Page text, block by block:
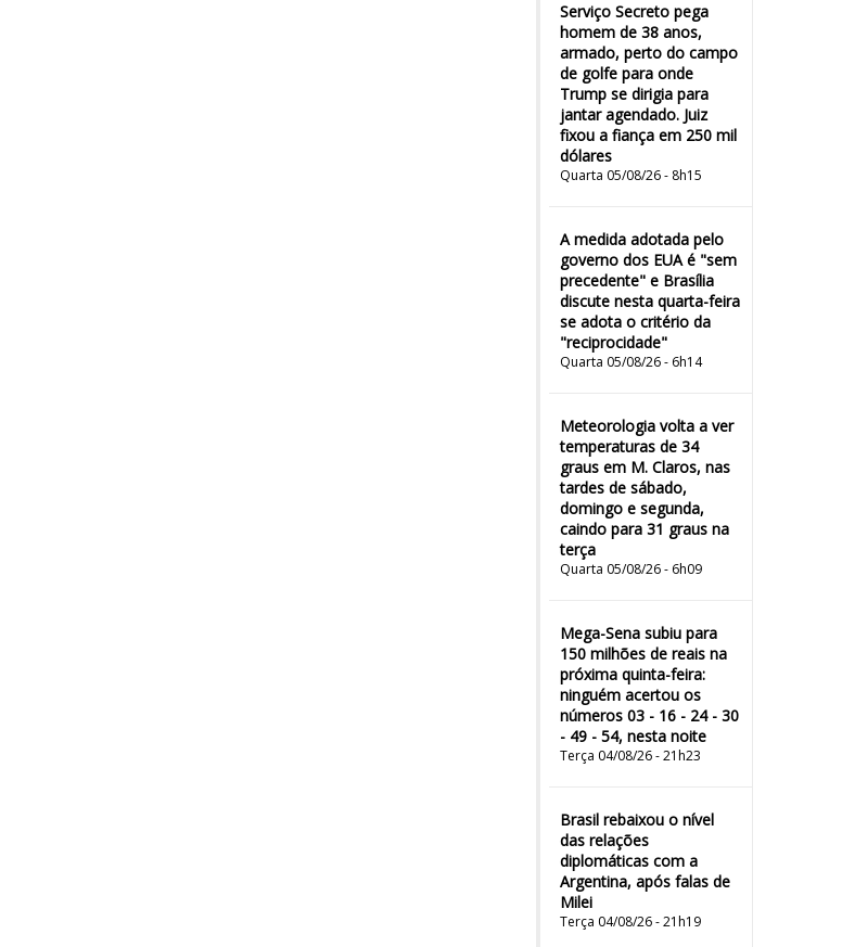
Serviço Secreto pega
homem de 38 anos,
armado, perto do campo
de golfe para onde
Trump se dirigia para
jantar agendado. Juiz
fixou a fiança em 250 mil
dólares
Quarta 05/08/26 - 8h15
A medida adotada pelo
governo dos EUA é "sem
precedente" e Brasília
discute nesta quarta-feira
se adota o critério da
"reciprocidade"
Quarta 05/08/26 - 6h14
Meteorologia volta a ver
temperaturas de 34
graus em M. Claros, nas
tardes de sábado,
domingo e segunda,
caindo para 31 graus na
terça
Quarta 05/08/26 - 6h09
Mega-Sena subiu para
150 milhões de reais na
próxima quinta-feira:
ninguém acertou os
números 03 - 16 - 24 - 30
- 49 - 54, nesta noite
Terça 04/08/26 - 21h23
Brasil rebaixou o nível
das relações
diplomáticas com a
Argentina, após falas de
Milei
Terça 04/08/26 - 21h19